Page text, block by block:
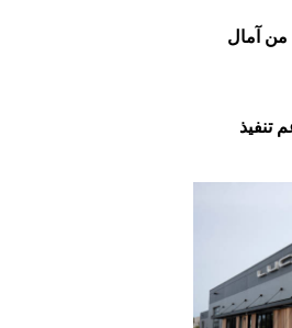
من آمال
تنفيذ